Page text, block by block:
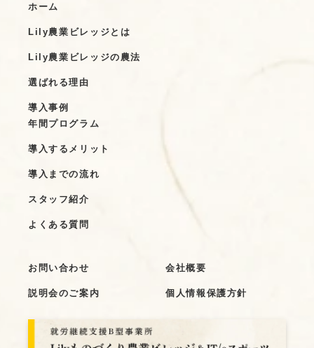
ホーム
Lily農業ビレッジとは
Lily農業ビレッジの農法
選ばれる理由
導入事例
年間プログラム
導入するメリット
導入までの流れ
スタッフ紹介
よくある質問
お問い合わせ
説明会のご案内
会社概要
個人情報保護方針